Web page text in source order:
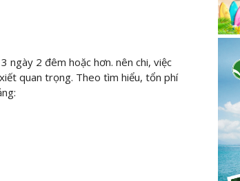
ngày 2 đêm hoặc hơn. nên chi, việc
quan trọng. Theo tìm hiểu, tổn phí